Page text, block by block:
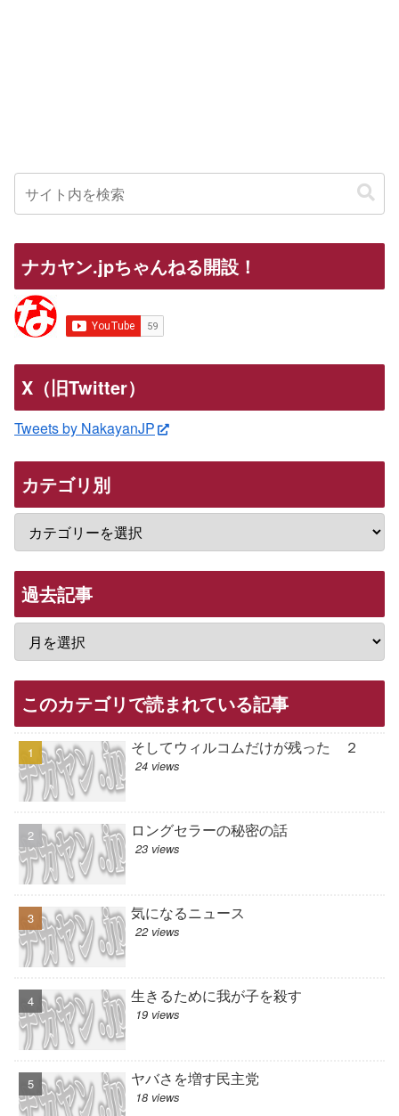
ナカヤン.jpちゃんねる開設！
X（旧Twitter）
Tweets by NakayanJP
カテゴリ別
過去記事
このカテゴリで読まれている記事
そしてウィルコムだけが残った ２
24 views
ロングセラーの秘密の話
23 views
気になるニュース
22 views
生きるために我が子を殺す
19 views
ヤバさを増す民主党
18 views